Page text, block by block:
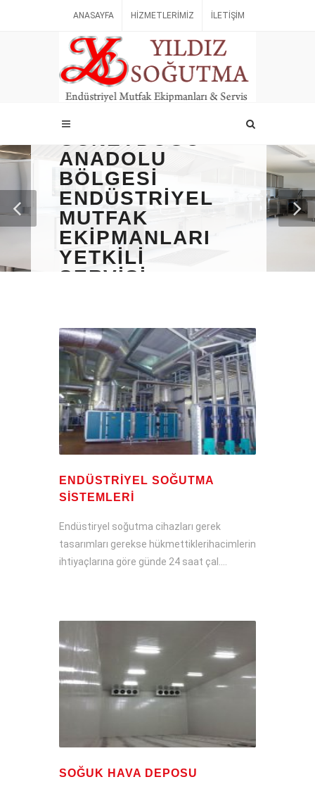
ANASAYFA HIZMETLERIMIZ İLETIŞIM
ANADOLU
BÖLGESI
ENDÜSTRIYEL
MUTFAK
EKIPMANLARI
YETKILI
SERVISI
ENDÜSTRIYEL SOĞUTMA
SISTEMLERI
Endüstiryel soğutma cihazları gerek
tasarımları gerekse hükmettiklerihacimlerin
ihtiyaçlarına göre günde 24 saat çal....
SOĞUK HAVA DEPOSU